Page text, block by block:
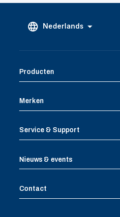
Nederlands
Producten
Merken
Service & Support
Nieuws & events
Contact